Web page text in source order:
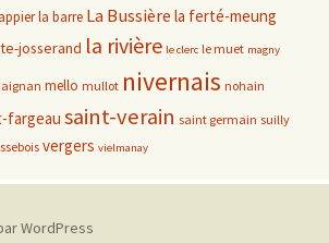
la barre La Bussière la ferté-meung
josserand la rivière le clerc le muet magny
mello mullot nivernais nohain
fargeau saint-verain saint germain suilly
vergers vielmanay
WordPress